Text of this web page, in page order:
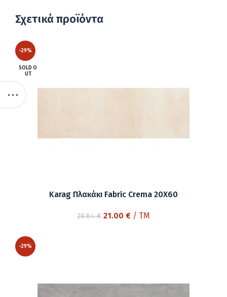
Σχετικά προϊόντα
-29%
SOLD O
UT
Karag Πλακάκι Fabric Crema 20X60
29.64€ Original
21.00 €Η/ TM
-29%